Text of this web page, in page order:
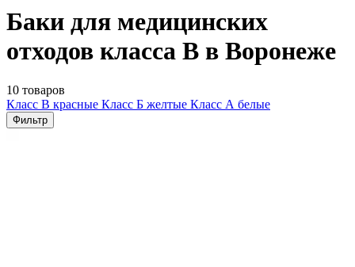
Баки для медицинских
отходов класса В в Воронеже
10 товаров
Класс В красные Класс Б желтые Класс А белые
Фильтр